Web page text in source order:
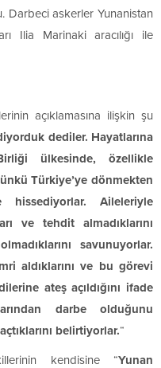
askerler Yunanistan
Ilia Marinaki aracılığı ile
açıklamasına ilişkin şu
dediler. Hayatlarına
ülkesinde, özellikle
Türkiye’ye dönmekten
Aileleriyle
ve tehdit almadıklarını
savunuyorlar.
aldıklarını ve bu görevi
ateş açıldığını ifade
darbe olduğunu
belirtiyorlar.“
kendisine “Yunan